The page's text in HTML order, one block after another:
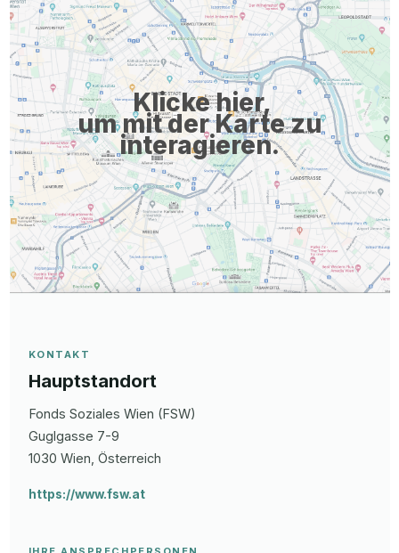
WC-Gängen) Sie arbeiten in einem interdisziplinären Team mit
Gesundheits- und Krankenpfleger:innen, Pflegeassistent:innen,
Seniorenanimator:innen sowie Zivildienstleistenden All diese
Tätigkeiten führen Sie mit Liebe zum älteren Menschen durch.
Setzen Sie Ihre Fähigkeiten wirksam ein Sie haben die ...
Klicke hier,
um mit der Karte zu
interagieren.
KONTAKT
Hauptstandort
Fonds Soziales Wien (FSW)
Guglgasse 7-9
1030 Wien , Österreich
https://www.fsw.at